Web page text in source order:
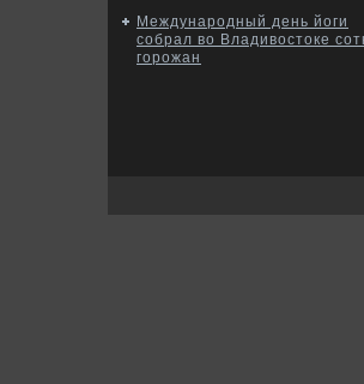
Международный день йоги
собрал во Владивостоке
горожан